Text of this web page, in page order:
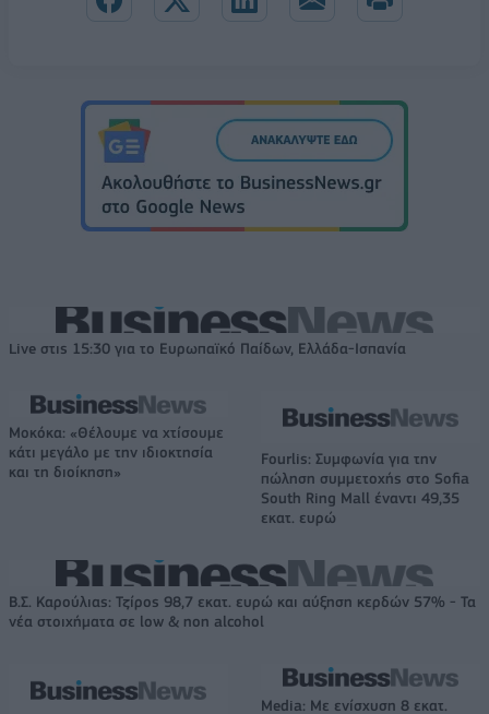
Live στις 15:30 για το Ευρωπαϊκό Παίδων, Ελλάδα-Ισπανία
Μοκόκα: «Θέλουμε να χτίσουμε
κάτι μεγάλο με την ιδιοκτησία
και τη διοίκηση»
Fourlis: Συμφωνία για την
πώληση συμμετοχής στο Sofia
South Ring Mall έναντι 49,35
εκατ. ευρώ
Β.Σ. Καρούλιας: Τζίρος 98,7 εκατ. ευρώ και αύξηση κερδών 57% - Τα
νέα στοιχήματα σε low & non alcohol
Media: Με ενίσχυση 8 εκατ.